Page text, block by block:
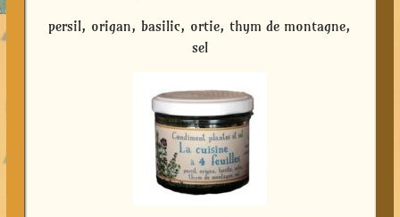
persil, origan, basilic, ortie, thym de montagne,
sel